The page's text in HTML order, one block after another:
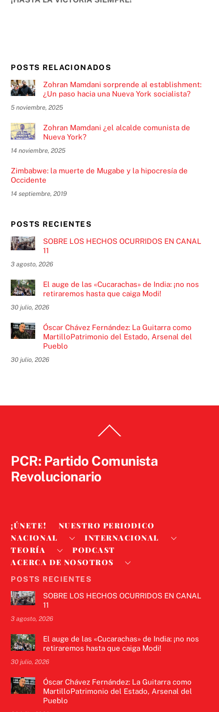
POSTS RELACIONADOS
Zohran Mamdani sorprende al establishment:
¿Un paso hacia una Nueva York socialista?
5 noviembre, 2025
Zohran Mamdani ¿el alcalde comunista de
Nueva York?
14 noviembre, 2025
Zimbabwe: la muerte de Mugabe y la hipocresía de
Occidente
14 septiembre, 2019
POSTS RECIENTES
SOBRE LOS HECHOS OCURRIDOS EN CANAL
11
3 agosto, 2026
El auge de las «Cucarachas» de India: ¡no nos
retiraremos hasta que caiga Modi!
30 julio, 2026
Óscar Chávez Fernández: La Guitarra como
MartilloPatrimonio del Estado, Arsenal del
Pueblo
30 julio, 2026
To
PCR: Partido Comunista
Revolucionario
¡ÚNETE!
NUESTRO PERIODICO
NACIONAL
INTERNACIONAL
TEORÍA
PODCAST
ACERCA DE NOSOTROS
POSTS RECIENTES
SOBRE LOS HECHOS OCURRIDOS EN CANAL
11
3 agosto, 2026
El auge de las «Cucarachas» de India: ¡no nos
retiraremos hasta que caiga Modi!
30 julio, 2026
Óscar Chávez Fernández: La Guitarra como
MartilloPatrimonio del Estado, Arsenal del
Pueblo